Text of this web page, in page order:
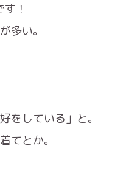
！
多い。
をしている」と。
てとか。